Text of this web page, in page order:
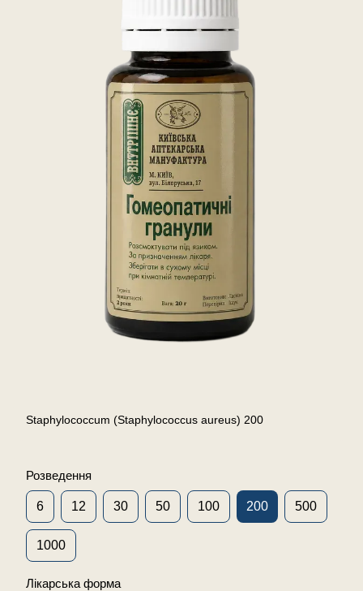
Staphylococcum (Staphylococcus aureus) 200
Розведення
6 12 30 50 100 200 500
1000
Лікарська форма